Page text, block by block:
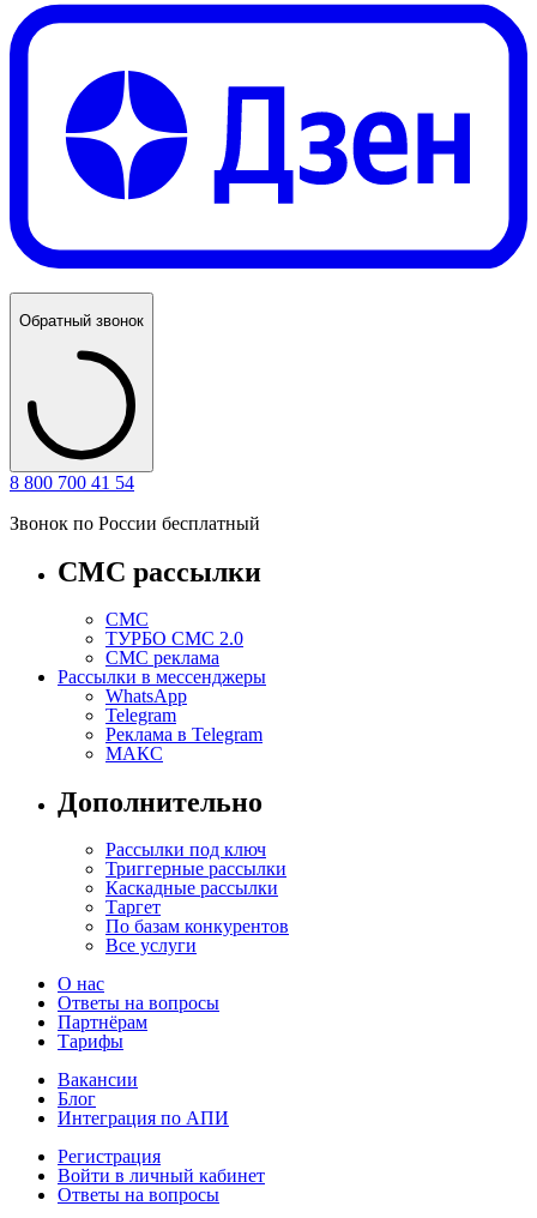
Обратный звонок
8 800 700 41 54
Звонок по России бесплатный
СМС рассылки
СМС
ТУРБО СМС 2.0
СМС реклама
Рассылки в мессенджеры
WhatsApp
Telegram
Реклама в Telegram
МАКС
Дополнительно
Рассылки под ключ
Триггерные рассылки
Каскадные рассылки
Таргет
По базам конкурентов
Все услуги
О нас
Ответы на вопросы
Партнёрам
Тарифы
Вакансии
Блог
Интеграция по АПИ
Регистрация
Войти в личный кабинет
Ответы на вопросы